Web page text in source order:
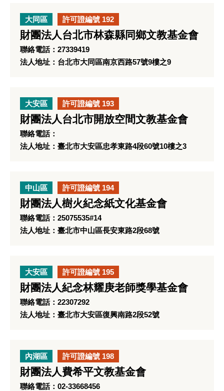
大同區 許可證編號 192
財團法人台北市林森縣同鄉文教基金會
聯絡電話：27339419
法人地址：台北市大同區南京西路57號9樓之9
大安區 許可證編號 193
財團法人台北市開放空間文教基金會
聯絡電話：
法人地址：臺北市大安區忠孝東路4段60號10樓之3
中山區 許可證編號 194
財團法人樹火紀念紙文化基金會
聯絡電話：25075535#14
法人地址：臺北市中山區長安東路2段68號
大安區 許可證編號 195
財團法人紀念林耀庚老師獎學基金會
聯絡電話：22307292
法人地址：臺北市大安區復興南路2段52號
內湖區 許可證編號 198
財團法人費希平文教基金會
聯絡電話：02-33668456